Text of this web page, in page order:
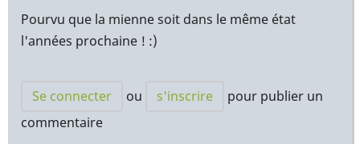
Pourvu que la mienne soit dans le même état
l'années prochaine ! :)
Se connecter ou s'inscrire
pour publier un
commentaire